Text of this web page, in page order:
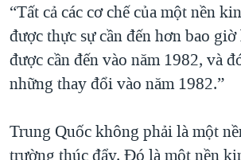
“Tất cả các cơ chế của một nền
được thực sự cần đến hơn bao
được cần đến vào năm 1982, và
những thay đổi vào năm 1982.”
Trung Quốc không phải là một
trường thúc đẩy. Đó là một nền